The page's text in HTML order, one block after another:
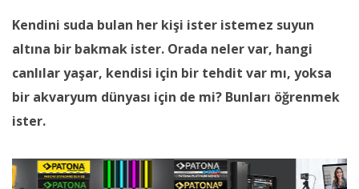
Kendini suda bulan her kişi ister istemez suyun
altına bir bakmak ister. Orada neler var, hangi
canlılar yaşar, kendisi için bir tehdit var mı, yoksa
bir akvaryum dünyası için de mi? Bunları öğrenmek
ister.